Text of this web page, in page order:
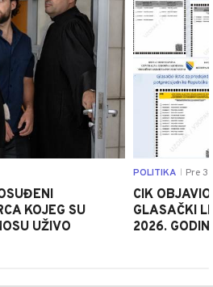
KOJEG SU
UŽIVO
POLITIKA Pre 3
CIK
GLASAČKI
2026.